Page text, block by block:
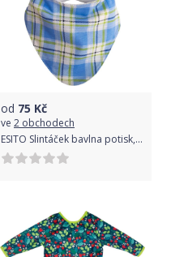
od 75 Kč
ve 2 obchodech
ESITO Slintáček bavlna potisk, Barva kostka sv. modrá velká, Velikost universal